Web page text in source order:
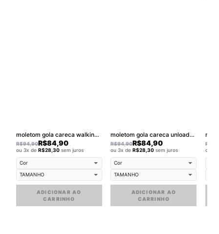
moletom gola careca walkind clothing
R$94,90R$84,90
ou 3x de R$28,30sem juros
ADICIONAR AO
CARRINHO
moletom gola careca unloaded
R$94,90R$84,90
ou 3x deR$28,30 sem juros
ADICIONAR AO
CARRINHO
R$
ou